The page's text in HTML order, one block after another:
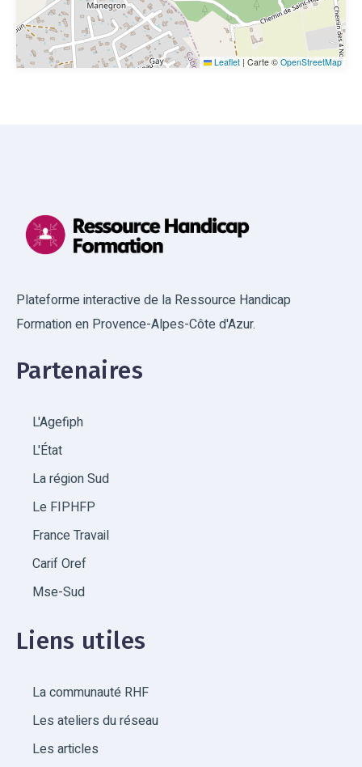
Leaflet | Carte © OpenStreetMap
Plateforme interactive de la Ressource Handicap
Formation en Provence-Alpes-Côte d'Azur.
Partenaires
L'Agefiph
L'État
La région Sud
Le FIPHFP
France Travail
Carif Oref
Mse-Sud
Liens utiles
La communauté RHF
Les ateliers du réseau
Les articles